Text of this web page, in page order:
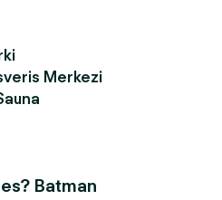
Merkezi
Batman